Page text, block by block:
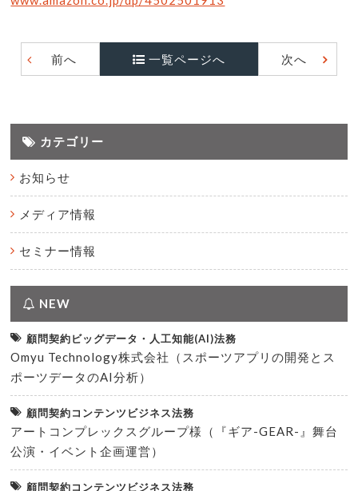
前へ 一覧ページへ 次へ
カテゴリー
お知らせ
メディア情報
セミナー情報
NEW
顧問契約ビッグデータ・人工知能(AI)法務
Omyu Technology株式会社（スポーツアプリの開発とス
ポーツデータのAI分析）
顧問契約コンテンツビジネス法務
アートコンプレックスグループ様（『ギア-GEAR-』舞台
公演・イベント企画運営）
顧問契約コンテンツビジネス法務